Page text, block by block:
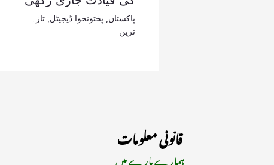
پاکستان پختونخوا ڈیجیٹل تازہ
ترین
قانونی معلومات
ہمارے بارے میں